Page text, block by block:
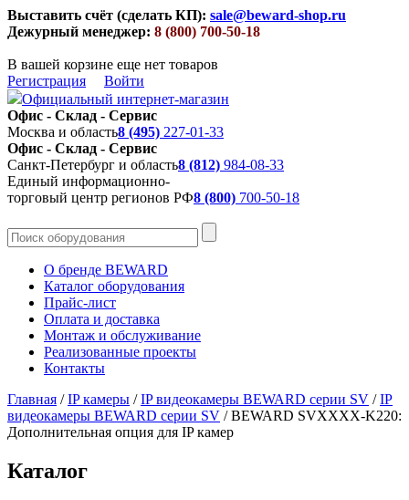
Выставить счёт (сделать КП): sale@beward-shop.ru
Дежурный менеджер: 8 (800) 700-50-18
В вашей корзине еще нет товаров
Регистрация
Войти
Официальный интернет-магазин
Офис - Склад - Сервис
Москва и область8 (495) 227-01-33
Офис - Склад - Сервис
Санкт-Петербург и область8 (812) 984-08-33
Единый информационно-
торговый центр регионов РФ8 (800) 700-50-18
О бренде BEWARD
Каталог оборудования
Прайс-лист
Оплата и доставка
Монтаж и обслуживание
Реализованные проекты
Контакты
Главная /IP камеры /IP видеокамеры BEWARD серии SV /IP
видеокамеры BEWARD серии SV /BEWARD SVXXXX-K220:
Дополнительная опция для IP камер
Каталог